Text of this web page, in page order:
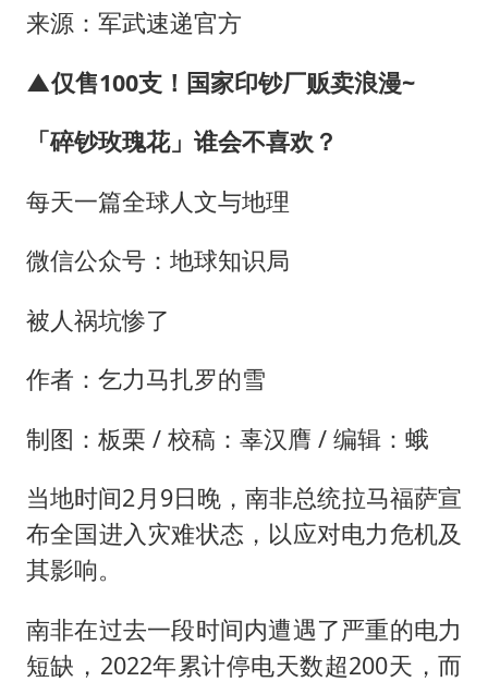
今日有3只新股申购
NBA传奇教练老尼尔森去世
轰-6K到底是不是战略轰炸机
从科技创新看开局起步的时与势
来源：军武速递官方
▲仅售100支！国家印钞厂贩卖浪漫~
「碎钞玫瑰花」谁会不喜欢？
每天一篇全球人文与地理
微信公众号：地球知识局
被人祸坑惨了
作者：乞力马扎罗的雪
制图：板栗 / 校稿：辜汉膺 / 编辑：蛾
当地时间2月9日晚，南非总统拉马福萨宣
布全国进入灾难状态，以应对电力危机及
其影响。
南非在过去一段时间内遭遇了严重的电力
短缺，2022年累计停电天数超200天，而